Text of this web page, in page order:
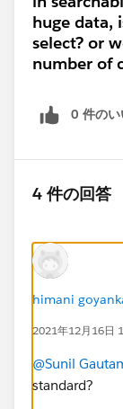
huge data,
select? or
number of
0 件のい
4 件の回答
himani
2021年12月16日
@Sunil
standard?